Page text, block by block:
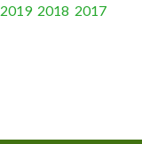
2019 2018 2017